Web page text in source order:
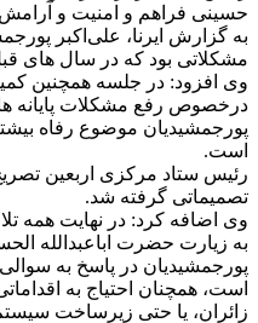
حسینی فراهم و امنیت و آرامش
به گزارش ایرنا، علی‌اکبر
مشکلاتی بود که در سال ‌های
درخصوص رفع مشکلات پایانه‌
پورجمشیدیان موضوع رفاه
است.
رئیس ستاد مرکزی اربعین
تصمیماتی گرفته شد.
وی اضافه کرد: در نهایت همه
به زیارت حضرت اباعبدالله
پورجمشیدیان در پاسخ به
است، همچنان احتیاج به
زائران، یا حتی زیرساخت‌